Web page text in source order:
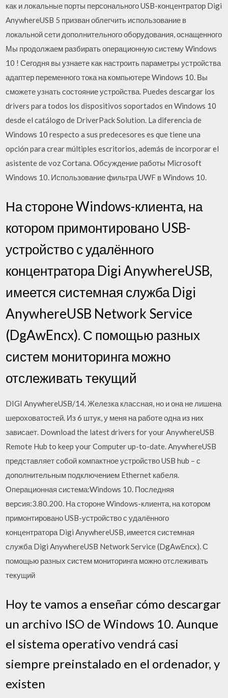
как и локальные порты персонального USB-концентратор Digi
AnywhereUSB 5 призван облегчить использование в
локальной сети дополнительного оборудования, оснащенного
Мы продолжаем разбирать операционную систему Windows
10 ! Сегодня вы узнаете как настроить параметры устройства
адаптер переменного тока на компьютере Windows 10. Вы
сможете узнать состояние устройства. Puedes descargar los
drivers para todos los dispositivos soportados en Windows 10
desde el catálogo de DriverPack Solution. La diferencia de
Windows 10 respecto a sus predecesores es que tiene una
opción para crear múltiples escritorios, además de incorporar el
asistente de voz Cortana. Обсуждение работы Microsoft
Windows 10. Использование фильтра UWF в Windows 10.
На стороне Windows-клиента, на
котором примонтировано USB-
устройство с удалённого
концентратора Digi AnywhereUSB,
имеется системная служба Digi
AnywhereUSB Network Service
(DgAwEncx). С помощью разных
систем мониторинга можно
отслеживать текущий
DIGI AnywhereUSB/14. Железка классная, но и она не лишена
шероховатостей. Из 6 штук, у меня на работе одна из них
зависает. Download the latest drivers for your AnywhereUSB
Remote Hub to keep your Computer up-to-date. AnywhereUSB
представляет собой компактное устройство USB hub – с
дополнительным подключением Ethernet кабеля.
Операционная система:Windows 10. Последняя
версия:3.80.200. На стороне Windows-клиента, на котором
примонтировано USB-устройство с удалённого
концентратора Digi AnywhereUSB, имеется системная
служба Digi AnywhereUSB Network Service (DgAwEncx). С
помощью разных систем мониторинга можно отслеживать
текущий
Hoy te vamos a enseñar cómo descargar
un archivo ISO de Windows 10. Aunque
el sistema operativo vendrá casi
siempre preinstalado en el ordenador, y
existen